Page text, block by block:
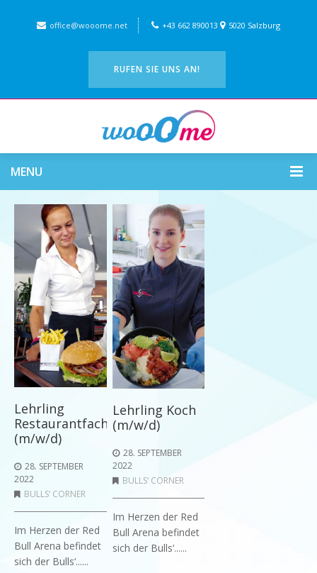
office@wooome.net +43 662 890013 5020 Salzburg
RUFEN SIE UNS AN!
MENU
Lehrling
Restaurantfachmann
(m/w/d)
28. SEPTEMBER
2022
BULLS‘ CORNER
Im Herzen der Red
Bull Arena befindet
sich der Bulls‘......
Lehrling Koch
(m/w/d)
28. SEPTEMBER
2022
BULLS‘ CORNER
Im Herzen der Red
Bull Arena befindet
sich der Bulls‘......